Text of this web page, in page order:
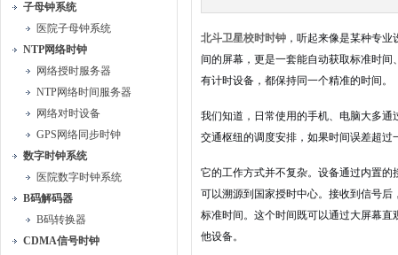
子母钟系统
医院子母钟系统
NTP网络时钟
网络授时服务器
NTP网络时间服务器
网络对时设备
GPS网络同步时钟
数字时钟系统
医院数字时钟系统
B码解码器
B码转换器
CDMA信号时钟
北斗卫星校时时钟 ，听起来像是某种专
间的屏幕，更是一套能自动获取标准时
有计时设备，都保持同一个精准的时间。
我们知道，日常使用的手机、电脑大多
交通枢纽的调度安排，如果时间误差超
它的工作方式并不复杂。设备通过内置
可以溯源到国家授时中心。接收到信号
标准时间。这个时间既可以通过大屏幕
他设备。